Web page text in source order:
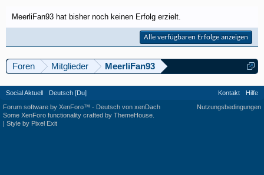
MeerliFan93 hat bisher noch keinen Erfolg erzielt.
Alle verfügbaren Erfolge anzeigen
Foren Mitglieder MeerliFan93
Social Aktuell Deutsch [Du] Kontakt
Hilfe
Nutzungsbedingungen
Forum software by XenForo™ - Deutsch von xenDach
Some XenForo functionality crafted by ThemeHouse
| Style by Pixel Exit